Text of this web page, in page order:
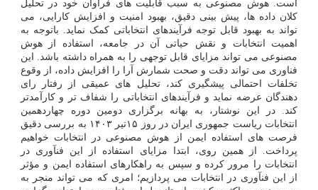
است. هوش مصنوعی به سبب قابلیت های فراوان خود در تحلیل
کلان داده ها، پیش بینی دقیق، بهبود امنیت و افزایش کارایی، می
تواند به بهبود قابل توجه فرآیندهای انتخاباتی کمک نماید. باتوجه به
اهمیت انتخابات و نقش حیاتی آن در جامعه، استفاده از هوش
مصنوعی می تواند مزایای قابل توجهی را به همراه داشته باشد. این
فناوری می تواند دقت و صحت شمارش آرا را افزایش داده، از وقوع
تخلفات احتمالی پیشگیری کند، تحلیل های عمیقی از رفتار رای
دهندگان عرضه نماید و فرآیندهای انتخاباتی را شفاف تر و کارآمدتر
کند. در این نوشتار، به بهانه برگزاری دومین دوره چهاردهمین
انتخابات ریاست جمهوری ایران در روز ۱۵تیر ۱۴۰۳ به بررسی دقیق
فرصت های استفاده ایمن از هوش مصنوعی در انتخابات خواهیم
پرداخت. از همین روی، ابتدا مزایای استفاده از این فنآوری در
انتخابات را مرور کرده و سپس به راهکارهای استفاده ایمن و مؤثر
از این فنآوری در انتخابات می پردازیم؛ امری که می تواند منجر به